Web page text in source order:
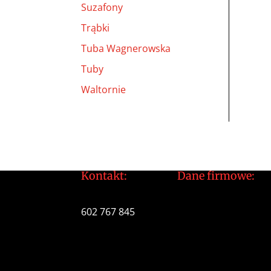
Suzafony
Trąbki
Tuba Wagnerowska
Tuby
Waltornie
Kontakt:
602 767 845
Dane firmowe: